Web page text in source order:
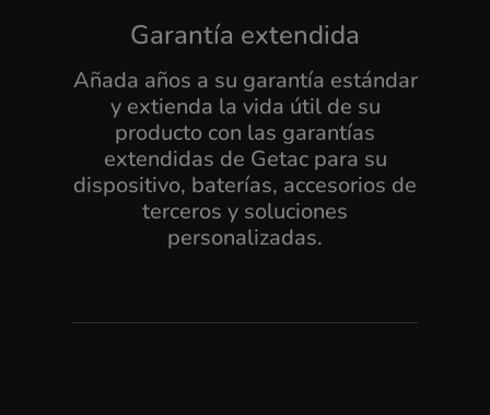
Garantía extendida
Añada años a su garantía estándar
y extienda la vida útil de su
producto con las garantías
extendidas de Getac para su
dispositivo, baterías, accesorios de
terceros y soluciones
personalizadas.